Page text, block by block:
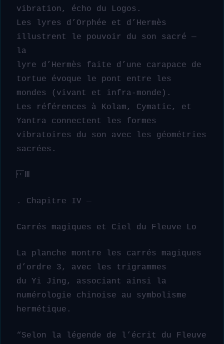
vibration, écho du Logos.
Les lyres d’Orphée et d’Hermès
illustrent le pouvoir du son sacré —
la
lyre d’Hermès faite d’une carapace de
tortue évoque le pont entre les
mondes (vivant et infra-monde).
Les références à Kolam, Cymatic, et
Yantra connectent les formes
vibratoires du son avec les géométries
sacrées.
Ⅲ
. Chapitre IV —
Carrés magiques et Ciel du Fleuve Lo
La planche montre les carrés magiques
d’ordre 3, avec les trigrammes
du Yi Jing, associant ainsi la
numérologie chinoise au symbolisme
hermétique.
“Selon la légende de l’écrit du Fleuve